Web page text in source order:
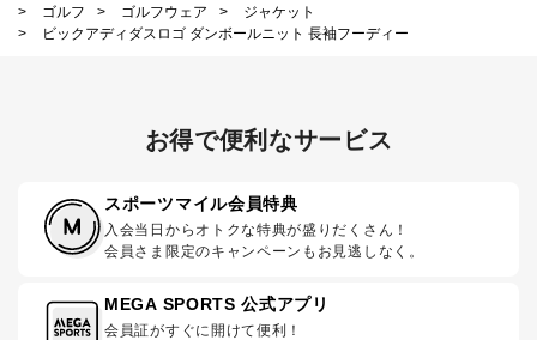
>
ゴルフ > ゴルフウェア >
ジャケット
>
ビックアディダスロゴ ダンボールニット 長袖フーディー
お得で便利なサービス
スポーツマイル会員特典
入会当日からオトクな特典が盛りだくさん！
会員さま限定のキャンペーンもお見逃しなく。
MEGA SPORTS 公式アプリ
会員証がすぐに開けて便利！